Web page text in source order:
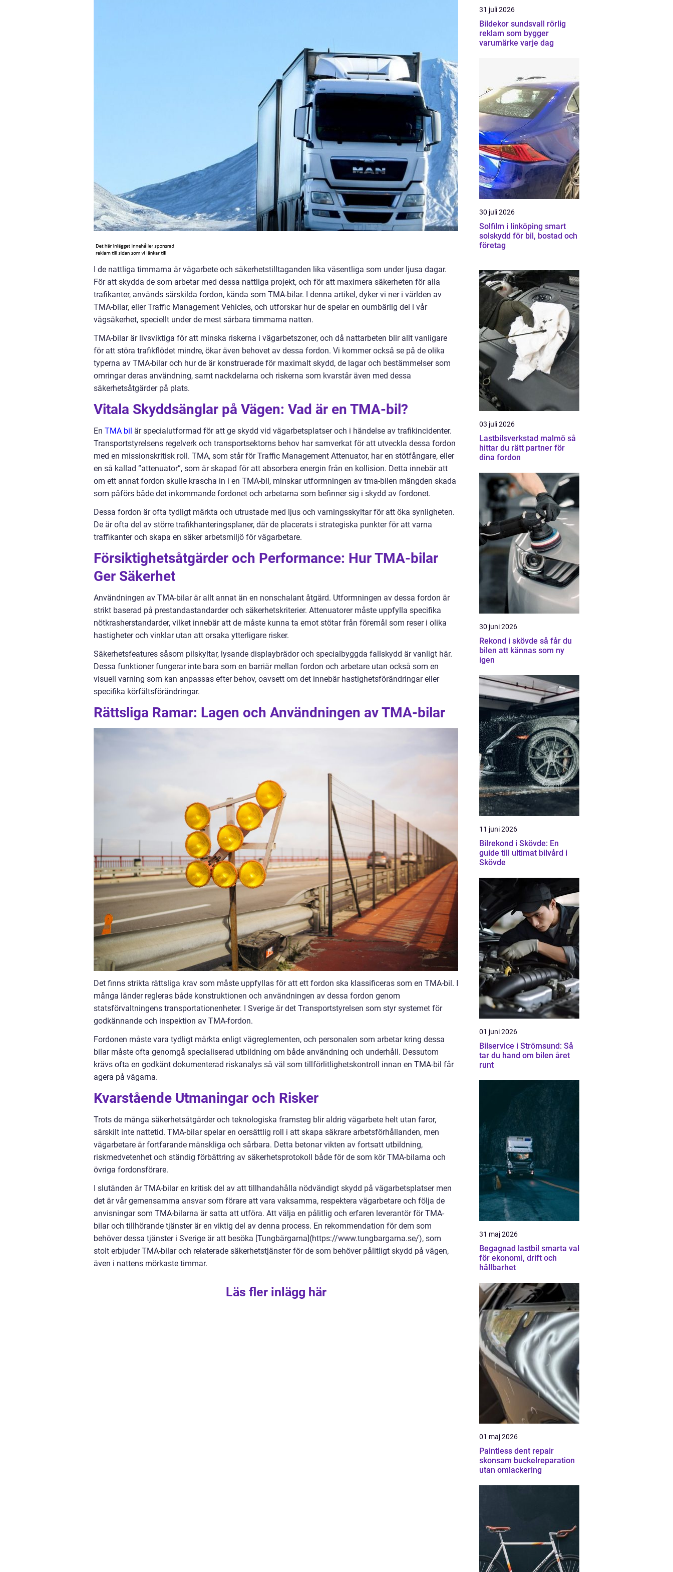
I de nattliga timmarna är vägarbete och säkerhetstilltaganden lika väsentliga som under ljusa dagar.
För att skydda de som arbetar med dessa nattliga projekt, och för att maximera säkerheten för alla
trafikanter, används särskilda fordon, kända som TMA-bilar. I denna artikel, dyker vi ner i världen av
TMA-bilar, eller Traffic Management Vehicles, och utforskar hur de spelar en oumbärlig del i vår
vägsäkerhet, speciellt under de mest sårbara timmarna natten.
TMA-bilar är livsviktiga för att minska riskerna i vägarbetszoner, och då nattarbeten blir allt vanligare
för att störa trafikflödet mindre, ökar även behovet av dessa fordon. Vi kommer också se på de olika
typerna av TMA-bilar och hur de är konstruerade för maximalt skydd, de lagar och bestämmelser som
omringar deras användning, samt nackdelarna och riskerna som kvarstår även med dessa
säkerhetsåtgärder på plats.
Vitala Skyddsänglar på Vägen: Vad är en TMA-bil?
En TMA bil är specialutformad för att ge skydd vid vägarbetsplatser och i händelse av trafikincidenter.
Transportstyrelsens regelverk och transportsektorns behov har samverkat för att utveckla dessa fordon
med en missionskritisk roll. TMA, som står för Traffic Management Attenuator, har en stötfångare, eller
en så kallad ”attenuator”, som är skapad för att absorbera energin från en kollision. Detta innebär att
om ett annat fordon skulle krascha in i en TMA-bil, minskar utformningen av tma-bilen mängden skada
som påförs både det inkommande fordonet och arbetarna som befinner sig i skydd av fordonet.
Dessa fordon är ofta tydligt märkta och utrustade med ljus och varningsskyltar för att öka synligheten.
De är ofta del av större trafikhanteringsplaner, där de placerats i strategiska punkter för att varna
traffikanter och skapa en säker arbetsmiljö för vägarbetare.
Försiktighetsåtgärder och Performance: Hur TMA-bilar
Ger Säkerhet
Användningen av TMA-bilar är allt annat än en nonschalant åtgärd. Utformningen av dessa fordon är
strikt baserad på prestandastandarder och säkerhetskriterier. Attenuatorer måste uppfylla specifika
nötkrasherstandarder, vilket innebär att de måste kunna ta emot stötar från föremål som reser i olika
hastigheter och vinklar utan att orsaka ytterligare risker.
Säkerhetsfeatures såsom pilskyltar, lysande displaybrädor och specialbyggda fallskydd är vanligt här.
Dessa funktioner fungerar inte bara som en barriär mellan fordon och arbetare utan också som en
visuell varning som kan anpassas efter behov, oavsett om det innebär hastighetsförändringar eller
specifika körfältsförändringar.
Rättsliga Ramar: Lagen och Användningen av TMA-bilar
Det finns strikta rättsliga krav som måste uppfyllas för att ett fordon ska klassificeras som en TMA-bil. I
många länder regleras både konstruktionen och användningen av dessa fordon genom
statsförvaltningens transportationenheter. I Sverige är det Transportstyrelsen som styr systemet för
godkännande och inspektion av TMA-fordon.
Fordonen måste vara tydligt märkta enligt vägreglementen, och personalen som arbetar kring dessa
bilar måste ofta genomgå specialiserad utbildning om både användning och underhåll. Dessutom
krävs ofta en godkänt dokumenterad riskanalys så väl som tillförlitlighetskontroll innan en TMA-bil får
agera på vägarna.
Kvarstående Utmaningar och Risker
Trots de många säkerhetsåtgärder och teknologiska framsteg blir aldrig vägarbete helt utan faror,
särskilt inte nattetid. TMA-bilar spelar en oersättlig roll i att skapa säkrare arbetsförhållanden, men
vägarbetare är fortfarande mänskliga och sårbara. Detta betonar vikten av fortsatt utbildning,
riskmedvetenhet och ständig förbättring av säkerhetsprotokoll både för de som kör TMA-bilarna och
övriga fordonsförare.
I slutänden är TMA-bilar en kritisk del av att tillhandahålla nödvändigt skydd på vägarbetsplatser men
det är vår gemensamma ansvar som förare att vara vaksamma, respektera vägarbetare och följa de
anvisningar som TMA-bilarna är satta att utföra. Att välja en pålitlig och erfaren leverantör för TMA-
bilar och tillhörande tjänster är en viktig del av denna process. En rekommendation för dem som
behöver dessa tjänster i Sverige är att besöka [Tungbärgarna](https://www.tungbargarna.se/), som
stolt erbjuder TMA-bilar och relaterade säkerhetstjänster för de som behöver pålitligt skydd på vägen,
även i nattens mörkaste timmar.
Läs fler inlägg här
31 juli 2026
Bildekor sundsvall rörlig
reklam som bygger
varumärke varje dag
30 juli 2026
Solfilm i linköping smart
solskydd för bil, bostad och
företag
03 juli 2026
Lastbilsverkstad malmö så
hittar du rätt partner för
dina fordon
30 juni 2026
Rekond i skövde så får du
bilen att kännas som ny
igen
11 juni 2026
Bilrekond i Skövde: En
guide till ultimat bilvård i
Skövde
01 juni 2026
Bilservice i Strömsund: Så
tar du hand om bilen året
runt
31 maj 2026
Begagnad lastbil smarta val
för ekonomi, drift och
hållbarhet
01 maj 2026
Paintless dent repair
skonsam buckelreparation
utan omlackering